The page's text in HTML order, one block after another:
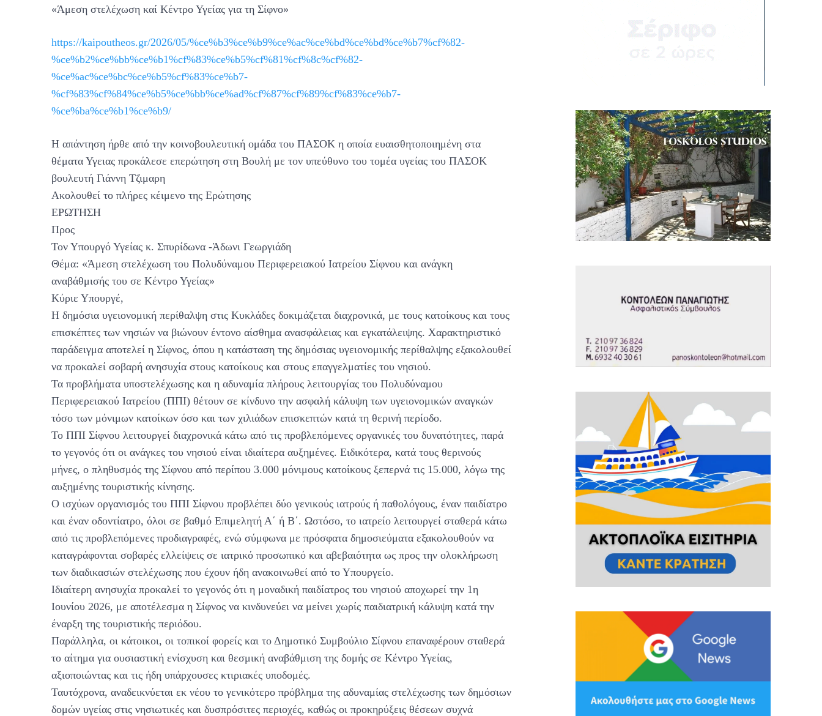
«Άμεση στελέχωση καί Κέντρο Υγείας για τη Σίφνο»
https://kaipoutheos.gr/2026/05/%ce%b3%ce%b9%ce%ac%ce%bd%ce%bd%ce%b7%cf%82-
%ce%b2%ce%bb%ce%b1%cf%83%ce%b5%cf%81%cf%8c%cf%82-
%ce%ac%ce%bc%ce%b5%cf%83%ce%b7-
%cf%83%cf%84%ce%b5%ce%bb%ce%ad%cf%87%cf%89%cf%83%ce%b7-
%ce%ba%ce%b1%ce%b9/
Η απάντηση ήρθε από την κοινοβουλευτική ομάδα του ΠΑΣΟΚ η οποία ευαισθητοποιημένη στα
θέματα Υγειας προκάλεσε επερώτηση στη Βουλή με τον υπεύθυνο του τομέα υγείας του ΠΑΣΟΚ
βουλευτή Γιάννη Τζιμαρη
Ακολουθεί το πλήρες κέιμενο της Ερώτησης
ΕΡΩΤΗΣΗ
Προς
Τον Υπουργό Υγείας κ. Σπυρίδωνα -Άδωνι Γεωργιάδη
Θέμα: «Άμεση στελέχωση του Πολυδύναμου Περιφερειακού Ιατρείου Σίφνου και ανάγκη
αναβάθμισής του σε Κέντρο Υγείας»
Κύριε Υπουργέ,
Η δημόσια υγειονομική περίθαλψη στις Κυκλάδες δοκιμάζεται διαχρονικά, με τους κατοίκους και τους
επισκέπτες των νησιών να βιώνουν έντονο αίσθημα ανασφάλειας και εγκατάλειψης. Χαρακτηριστικό
παράδειγμα αποτελεί η Σίφνος, όπου η κατάσταση της δημόσιας υγειονομικής περίθαλψης εξακολουθεί
να προκαλεί σοβαρή ανησυχία στους κατοίκους και στους επαγγελματίες του νησιού.
Τα προβλήματα υποστελέχωσης και η αδυναμία πλήρους λειτουργίας του Πολυδύναμου
Περιφερειακού Ιατρείου (ΠΠΙ) θέτουν σε κίνδυνο την ασφαλή κάλυψη των υγειονομικών αναγκών
τόσο των μόνιμων κατοίκων όσο και των χιλιάδων επισκεπτών κατά τη θερινή περίοδο.
Το ΠΠΙ Σίφνου λειτουργεί διαχρονικά κάτω από τις προβλεπόμενες οργανικές του δυνατότητες, παρά
το γεγονός ότι οι ανάγκες του νησιού είναι ιδιαίτερα αυξημένες. Ειδικότερα, κατά τους θερινούς
μήνες, ο πληθυσμός της Σίφνου από περίπου 3.000 μόνιμους κατοίκους ξεπερνά τις 15.000, λόγω της
αυξημένης τουριστικής κίνησης.
Ο ισχύων οργανισμός του ΠΠΙ Σίφνου προβλέπει δύο γενικούς ιατρούς ή παθολόγους, έναν παιδίατρο
και έναν οδοντίατρο, όλοι σε βαθμό Επιμελητή Α΄ ή Β΄. Ωστόσο, το ιατρείο λειτουργεί σταθερά κάτω
από τις προβλεπόμενες προδιαγραφές, ενώ σύμφωνα με πρόσφατα δημοσιεύματα εξακολουθούν να
καταγράφονται σοβαρές ελλείψεις σε ιατρικό προσωπικό και αβεβαιότητα ως προς την ολοκλήρωση
των διαδικασιών στελέχωσης που έχουν ήδη ανακοινωθεί από το Υπουργείο.
Ιδιαίτερη ανησυχία προκαλεί το γεγονός ότι η μοναδική παιδίατρος του νησιού αποχωρεί την 1η
Ιουνίου 2026, με αποτέλεσμα η Σίφνος να κινδυνεύει να μείνει χωρίς παιδιατρική κάλυψη κατά την
έναρξη της τουριστικής περιόδου.
Παράλληλα, οι κάτοικοι, οι τοπικοί φορείς και το Δημοτικό Συμβούλιο Σίφνου επαναφέρουν σταθερά
το αίτημα για ουσιαστική ενίσχυση και θεσμική αναβάθμιση της δομής σε Κέντρο Υγείας,
αξιοποιώντας και τις ήδη υπάρχουσες κτιριακές υποδομές.
Ταυτόχρονα, αναδεικνύεται εκ νέου το γενικότερο πρόβλημα της αδυναμίας στελέχωσης των δημόσιων
δομών υγείας στις νησιωτικές και δυσπρόσιτες περιοχές, καθώς οι προκηρύξεις θέσεων συχνά